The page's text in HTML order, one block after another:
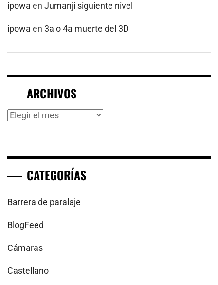
ipowa en Jumanji siguiente nivel
ipowa en 3a o 4a muerte del 3D
ARCHIVOS
Archivos
CATEGORÍAS
Barrera de paralaje
BlogFeed
Cámaras
Castellano